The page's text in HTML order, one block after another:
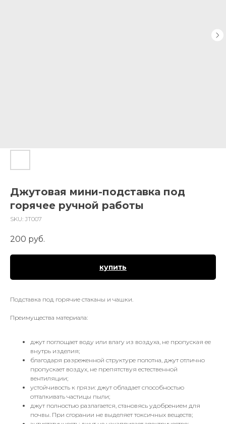
Джутовая мини-подставка под
горячее ручной работы
SKU: JT007
200 руб.
купить
Подставка под горячие стаканы и чашки.
Преимущества материала:
джут поглощает воду или влагу из воздуха, не пропуская ее
внутрь изделия;
благодаря разреженной структуре полотна, джут отлично
пропускает воздух, не препятствуя естественной
вентиляции;
устойчивость к грязи: джут обладает способностью
отталкивать частицы пыли;
джут полностью разлагается, становясь удобрением для
почвы. При сгорании не выделяет токсичных веществ;